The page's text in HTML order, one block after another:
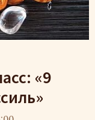
«9